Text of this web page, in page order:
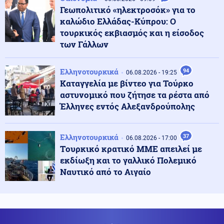
Στο 28% ανέβηκε, βυθίζεται η δημοτικότητα του Μερτς
Κόσμος 06.08.2026 - 23:07
Ξεκινά δελτίο νερού στο Πουέρτο Ρίκο λόγω της
ξηρασίας
Κοινωνία 06.08.2026 - 23:06
Διατάχθηκε ΕΔΕ για τους αστυνομικούς που
εμπλέκονται στην υπόθεση της 75χρονης στα Χανιά
Κόσμος 06.08.2026 - 23:04
Τουρκία: Σχέδιο διάσωσης για δύο ιστορικά ορθόδοξα
μοναστήρια της Τραπεζούντας
Ο Ερντογάν θα επισκεφτεί τη Σαουδική Αραβία την
Γεωπολιτικό «ηλεκτροσόκ» για το
καλώδιο Ελλάδας-Κύπρου: Ο
τουρκικός εκβιασμός και η είσοδος
των Γάλλων
Ελληνοτουρκικά 06.08.2026 - 19:25 94
Καταγγελία με βίντεο για Τούρκο
αστυνομικό που ζήτησε τα ρέστα από
Έλληνες εντός Αλεξανδρούπολης
Ελληνοτουρκικά 06.08.2026 - 17:00 37
Tουρκικό κρατικό ΜΜΕ απειλεί με
εκδίωξη και το γαλλικό Πολεμικό
Ναυτικό από το Αιγαίο